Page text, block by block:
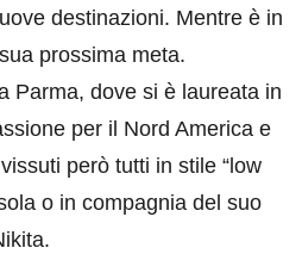
destinazioni. Mentre è in
prossima meta.
Parma, dove si è laureata in
per il Nord America e
però tutti in stile “low
o in compagnia del suo